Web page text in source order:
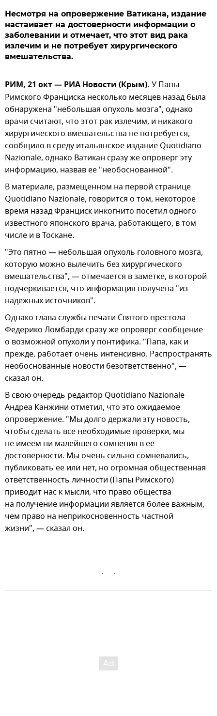
Несмотря на опровержение Ватикана, издание
настаивает на достоверности информации о
заболевании и отмечает, что этот вид рака
излечим и не потребует хирургического
вмешательства.
РИМ, 21 окт — РИА Новости (Крым). У Папы
Римского Франциска несколько месяцев назад была
обнаружена "небольшая опухоль мозга", однако
врачи считают, что этот рак излечим, и никакого
хирургического вмешательства не потребуется,
сообщило в среду итальянское издание Quotidiano
Nazionale, однако Ватикан сразу же опроверг эту
информацию, назвав ее "необоснованной".
В материале, размещенном на первой странице
Quotidiano Nazionale, говорится о том, некоторое
время назад Франциск инкогнито посетил одного
известного японского врача, работающего, в том
числе и в Тоскане.
"Это пятно — небольшая опухоль головного мозга,
которую можно вылечить без хирургического
вмешательства", — отмечается в заметке, в которой
подчеркивается, что информация получена "из
надежных источников".
Однако глава службы печати Святого престола
Федерико Ломбарди сразу же опроверг сообщение
о возможной опухоли у понтифика. "Папа, как и
прежде, работает очень интенсивно. Распространять
необоснованные новости безответственно", —
сказал он.
В свою очередь редактор Quotidiano Nazionale
Андреа Канжини отметил, что это ожидаемое
опровержение. "Мы долго держали эту новость,
чтобы сделать все необходимые проверки, мы
не имеем ни малейшего сомнения в ее
достоверности. Мы очень сильно сомневались,
публиковать ее или нет, но огромная общественная
ответственность личности (Папы Римского)
приводит нас к мысли, что право общества
на получение информации является более важным,
чем право на неприкосновенность частной
жизни", — сказал он.